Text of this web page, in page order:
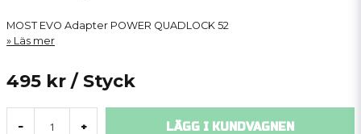
MOST EVO Adapter POWER QUADLOCK 52
Läs mer
495 kr / Styck
- + LÄGG I KUNDVAGNEN